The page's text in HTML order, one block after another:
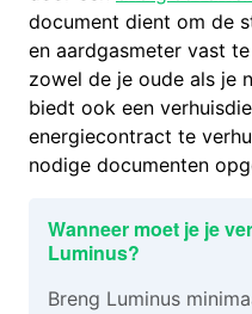
document dient om de
en aardgasmeter vast
zowel de je oude als je
biedt ook een
energiecontract te
nodige documenten
Wanneer moet je je
Luminus?
Breng Luminus